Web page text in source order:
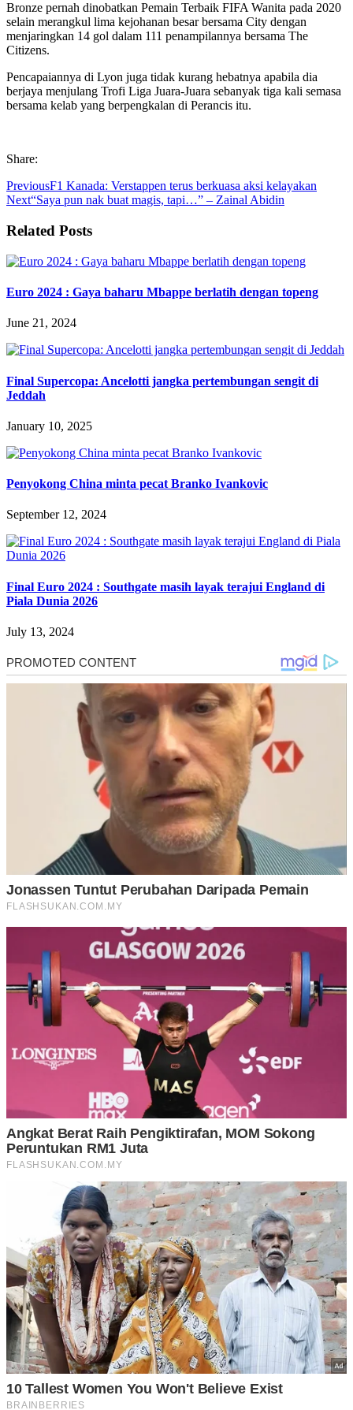
Bronze pernah dinobatkan Pemain Terbaik FIFA Wanita pada 2020
selain merangkul lima kejohanan besar bersama City dengan
menjaringkan 14 gol dalam 111 penampilannya bersama The
Citizens.
Pencapaiannya di Lyon juga tidak kurang hebatnya apabila dia
berjaya menjulang Trofi Liga Juara-Juara sebanyak tiga kali semasa
bersama kelab yang berpengkalan di Perancis itu.
Share:
PreviousF1 Kanada: Verstappen terus berkuasa aksi kelayakan
Next“Saya pun nak buat magis, tapi…” – Zainal Abidin
Related Posts
Euro 2024 : Gaya baharu Mbappe berlatih dengan topeng
June 21, 2024
Final Supercopa: Ancelotti jangka pertembungan sengit di
Jeddah
January 10, 2025
Penyokong China minta pecat Branko Ivankovic
September 12, 2024
Final Euro 2024 : Southgate masih layak terajui England di
Piala Dunia 2026
July 13, 2024